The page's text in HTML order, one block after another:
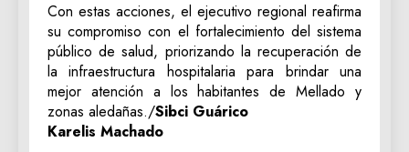
Con estas acciones, el ejecutivo regional reafirma
su compromiso con el fortalecimiento del sistema
público de salud, priorizando la recuperación de
la infraestructura hospitalaria para brindar una
mejor atención a los habitantes de Mellado y
zonas aledañas./Sibci Guárico
Karelis Machado